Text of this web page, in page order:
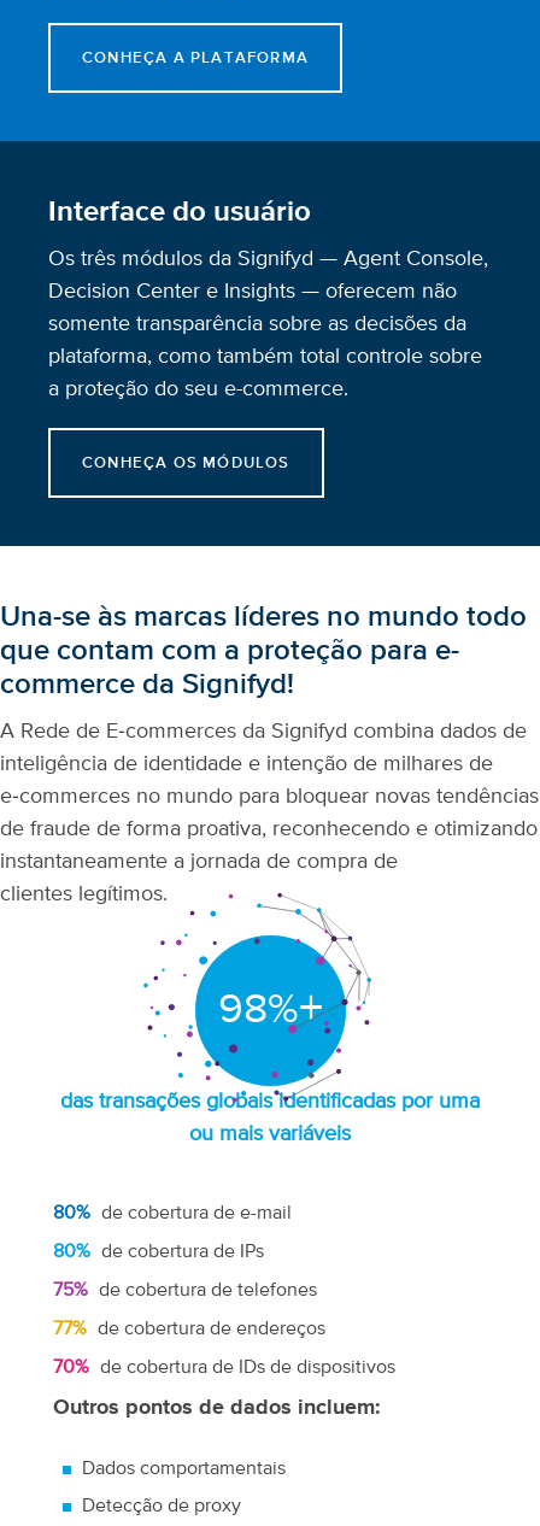
CONHEÇA A PLATAFORMA
Interface do usuário
Os três módulos da Signifyd — Agent Console,
Decision Center e Insights — oferecem não
somente transparência sobre as decisões da
plataforma, como também total controle sobre
a proteção do seu e-commerce.
CONHEÇA OS MÓDULOS
Una-se às marcas líderes no mundo todo
que contam com a proteção para e-
commerce da Signifyd!
A Rede de E‑commerces da Signifyd combina dados de
inteligência de identidade e intenção de milhares de
e‑commerces no mundo para bloquear novas tendências
de fraude de forma proativa, reconhecendo e otimizando
instantaneamente a jornada de compra de
clientes legítimos.
98%+
das transações globais identificadas por uma
ou mais variáveis
80% de cobertura de e-mail
80% de cobertura de IPs
75% de cobertura de telefones
77% de cobertura de endereços
70% de cobertura de IDs de dispositivos
Outros pontos de dados incluem:
Dados comportamentais
Detecção de proxy